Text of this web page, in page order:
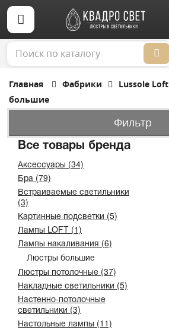
Главная Фабрики Lussole Loft
большие
Фильтр
Все товары бренда
Аксессуары (34)
Бра (79)
Встраиваемые светильники
(3)
Картинные подсветки (5)
Лампы LOFT (1)
Лампы накаливания (6)
Люстры большие
Люстры потолочные (37)
Накладные светильники (5)
Настенно-потолочные
светильники (3)
Настольные лампы (11)